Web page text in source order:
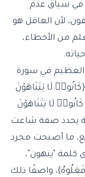
في سياق عدم
لأن العاقل هو
من الأخطاء،
العظيم في سورة
لَا يَتَنَاهَوْنَ
لَا يَتَنَاهَوْنَ
يحدد صفة شاعت
ما أصبحت مجرد
"ينهون"،
واصفًا ذلك